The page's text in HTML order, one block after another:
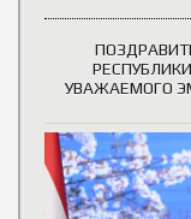
УВАЖАЕМОГО